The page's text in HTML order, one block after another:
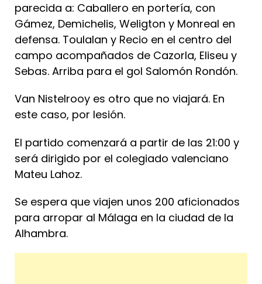
parecida a: Caballero en portería, con
Gámez, Demichelis, Weligton y Monreal en
defensa. Toulalan y Recio en el centro del
campo acompañados de Cazorla, Eliseu y
Sebas. Arriba para el gol Salomón Rondón.
Van Nistelrooy es otro que no viajará. En
este caso, por lesión.
El partido comenzará a partir de las 21:00 y
será dirigido por el colegiado valenciano
Mateu Lahoz.
Se espera que viajen unos 200 aficionados
para arropar al Málaga en la ciudad de la
Alhambra.